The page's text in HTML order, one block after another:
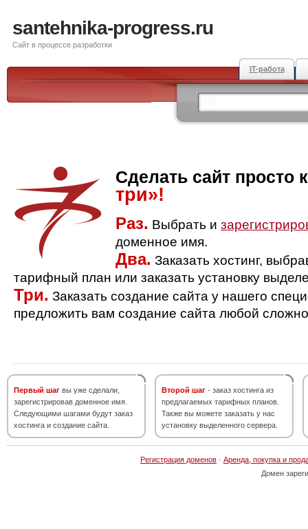
santehnika-progress.ru
Сайт в процессе разработки
IT-работа
Сделать сайт просто
три»!
Раз. Выбрать и
доменное имя.
Два. Заказать хостинг,
тарифный план или заказать установку
Три. Заказать создание сайта у нашего
предложить вам создание сайта любой
Первый шаг вы уже сделали,
зарегистрировав доменное имя.
Следующими шагами будут заказ
хостинга и создание сайта.
Второй шаг - заказ хостинга из
предлагаемых тарифных планов.
Также вы можете заказать у нас
установку выделенного сервера.
Регистрация доменов · Аренда, покупка и
Домен